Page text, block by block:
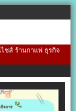
ชส์ ร้านกาแฟ ธุรกิจ